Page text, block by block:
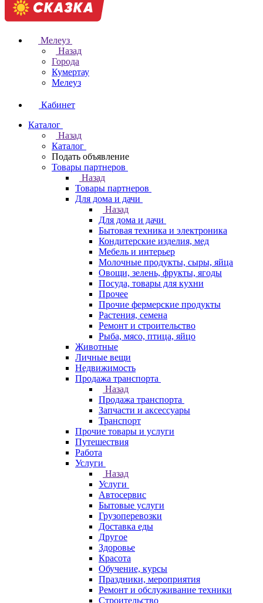
Мелеуз
Назад
Города
Кумертау
Мелеуз
Кабинет
Каталог
Назад
Каталог
Подать объявление
Товары партнеров
Назад
Товары партнеров
Для дома и дачи
Назад
Для дома и дачи
Бытовая техника и электроника
Кондитерские изделия, мед
Мебель и интерьер
Молочные продукты, сыры, яйца
Овощи, зелень, фрукты, ягоды
Посуда, товары для кухни
Прочее
Прочие фермерские продукты
Растения, семена
Ремонт и строительство
Рыба, мясо, птица, яйцо
Животные
Личные вещи
Недвижимость
Продажа транспорта
Назад
Продажа транспорта
Запчасти и аксессуары
Транспорт
Прочие товары и услуги
Путешествия
Работа
Услуги
Назад
Услуги
Автосервис
Бытовые услуги
Грузоперевозки
Доставка еды
Другое
Здоровье
Красота
Обучение, курсы
Праздники, мероприятия
Ремонт и обслуживание техники
Строительство